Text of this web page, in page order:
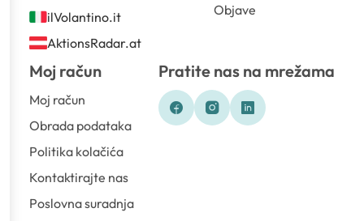
ilVolantino.it
AktionsRadar.at
Objave
Moj račun
Moj račun
Obrada podataka
Politika kolačića
Kontaktirajte nas
Poslovna suradnja
Pratite nas na mrežama